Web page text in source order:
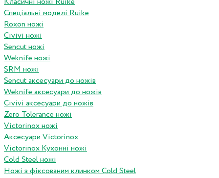
Спеціальні моделі Ruike
Roxon ножi
Civivi ножі
Sencut ножі
Weknife ножі
SRM ножі
Sencut аксесуари до ножів
Weknife аксесуари до ножів
Civivi аксесуари до ножів
Zero Tolerance ножі
Victorinox ножі
Аксесуари Victorinox
Victorinox Кухонні ножі
Cold Steel ножі
Ножі з фіксованим клинком Cold Steel